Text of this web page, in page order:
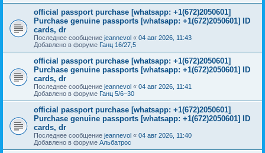
official passport purchase [whatsapp: +1(672)2050601]
Purchase genuine passports [whatsapp: +1(672)2050601] ID
cards, dr
Последнее сообщение jeannevol « 04 авг 2026, 11:43
Добавлено в форуме Ганц 16/27,5
official passport purchase [whatsapp: +1(672)2050601]
Purchase genuine passports [whatsapp: +1(672)2050601] ID
cards, dr
Последнее сообщение jeannevol « 04 авг 2026, 11:41
Добавлено в форуме Ганц 5/6–30
official passport purchase [whatsapp: +1(672)2050601]
Purchase genuine passports [whatsapp: +1(672)2050601] ID
cards, dr
Последнее сообщение jeannevol « 04 авг 2026, 11:40
Добавлено в форуме Альбатрос